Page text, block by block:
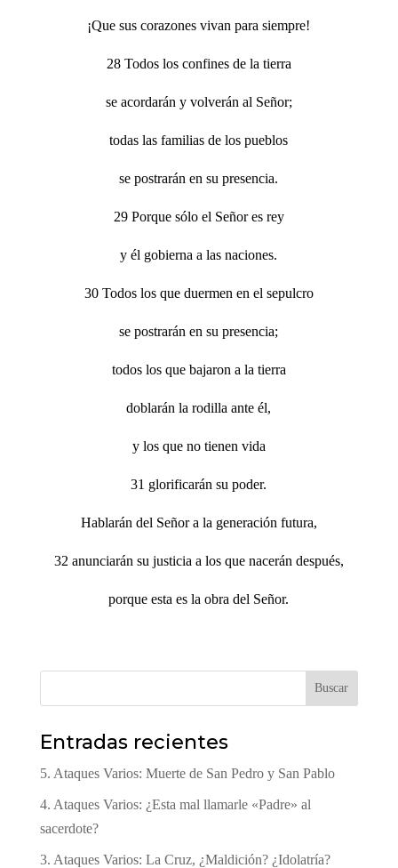
¡Que sus corazones vivan para siempre!
28 Todos los confines de la tierra
se acordarán y volverán al Señor;
todas las familias de los pueblos
se postrarán en su presencia.
29 Porque sólo el Señor es rey
y él gobierna a las naciones.
30 Todos los que duermen en el sepulcro
se postrarán en su presencia;
todos los que bajaron a la tierra
doblarán la rodilla ante él,
y los que no tienen vida
31 glorificarán su poder.
Hablarán del Señor a la generación futura,
32 anunciarán su justicia a los que nacerán después,
porque esta es la obra del Señor.
Buscar
Entradas recientes
5. Ataques Varios: Muerte de San Pedro y San Pablo
4. Ataques Varios: ¿Esta mal llamarle «Padre» al
sacerdote?
3. Ataques Varios: La Cruz, ¿Maldición? ¿Idolatría?